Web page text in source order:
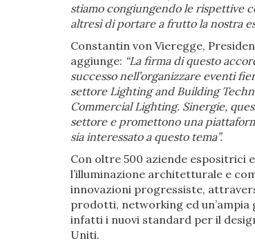
stiamo congiungendo le rispettive
altresì di portare a frutto la nostra
Constantin von Vieregge,
aggiunge: “La firma di questo
successo nell’organizzare eventi
settore Lighting and Building
Commercial Lighting. Sinergie,
settore e promettono una
sia interessato a questo tema”.
Con oltre 500 aziende espositrici
l’illuminazione architetturale e
innovazioni progressiste,
prodotti, networking ed
infatti i nuovi standard per il
Uniti.